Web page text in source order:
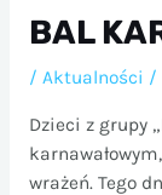
BAL
/ Aktualności /
Dzieci z grupy
wrażeń. Tego